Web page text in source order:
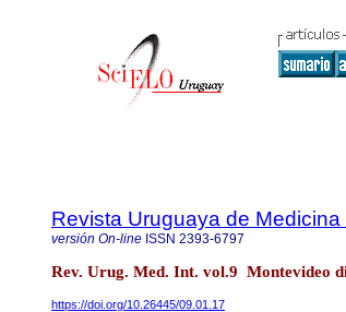
Revista Uruguaya de Medicina
versión On-line ISSN 2393-6797
Rev. Urug. Med. Int. vol.9 Montevideo
https://doi.org/10.26445/09.01.17